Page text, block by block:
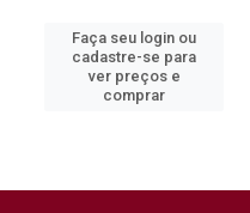
Faça seu login ou
cadastre-se para
ver preços e
comprar